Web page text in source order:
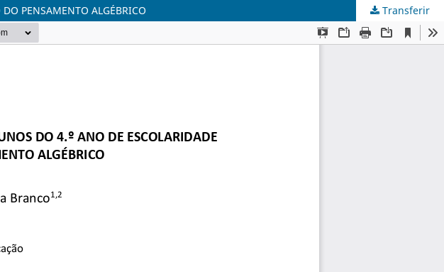
PENSAMENTO ALGÉBRICO Transferir